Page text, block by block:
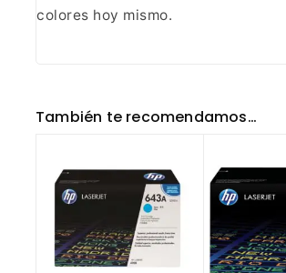
colores hoy mismo.
También te recomendamos…